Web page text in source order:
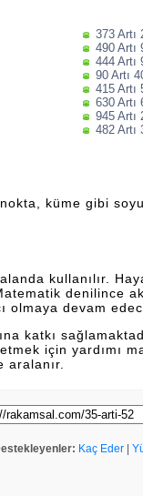
373 Artı
490 Artı
444 Artı
90 Artı
415 Artı
630 Artı
945 Artı
482 Artı
küme gibi
kullanılır.
denilince
olmaya devam
katkı
için yardımı
aralanır.
Kaç Eder